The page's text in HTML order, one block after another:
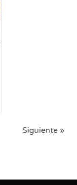
Siguiente »